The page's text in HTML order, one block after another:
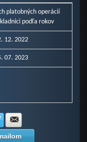
platobných operácií
podľa rokov
12. 2022
07. 2023
LinkedIn
na Pinterest
Zdielať na Twitter